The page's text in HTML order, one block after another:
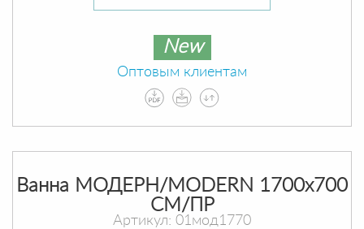
New
Оптовым клиентам
Ванна МОДЕРН/MODERN 1700х700
СМ/ПР
Артикул: 01мод1770